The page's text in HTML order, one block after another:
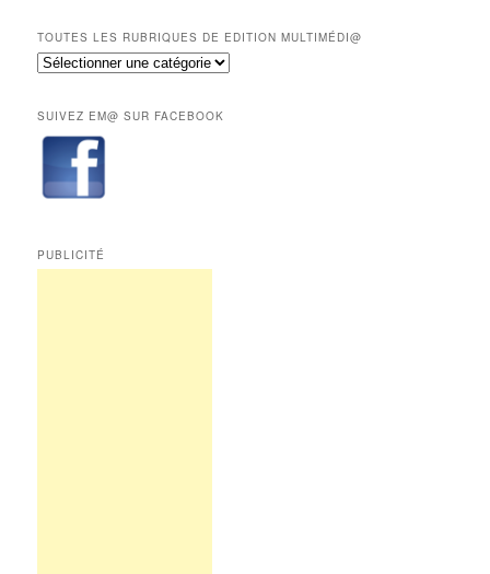
mois
réservés
aux
TOUTES LES RUBRIQUES DE EDITION MULTIMÉDI@
Toutes
de
Edition
Multimédi@
SUIVEZ EM@ SUR FACEBOOK
PUBLICITÉ